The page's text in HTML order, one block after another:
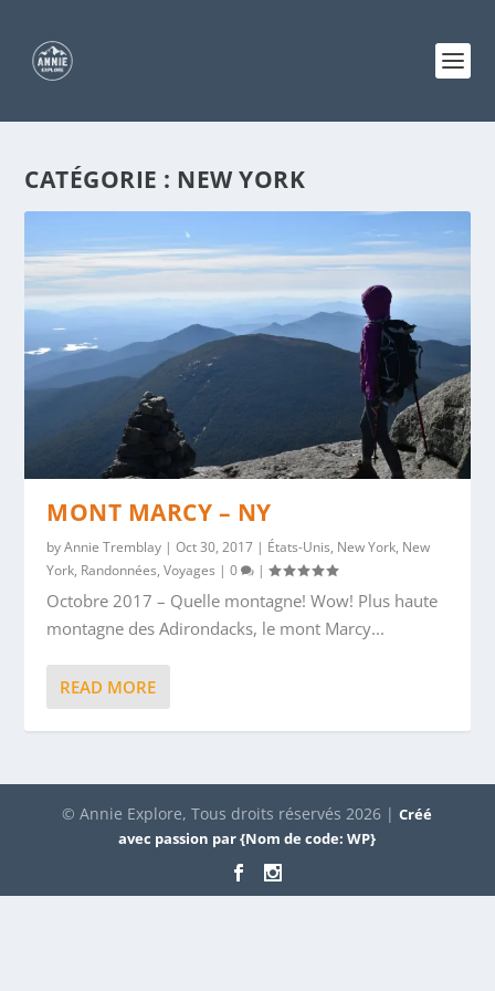
CATÉGORIE : NEW YORK
MONT MARCY – NY
byAnnie Tremblay |Oct 30, 2017 | États-Unis, New York, New
York, Randonnées,Voyages |0 |
Octobre 2017 – Quelle montagne! Wow! Plus haute
montagne des Adirondacks, le mont Marcy...
READ MORE
© Annie Explore, Tous droits réservés 2026 |Créé
avec passion par {Nom de code: WP}